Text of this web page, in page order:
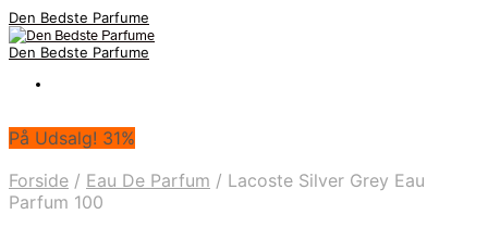
Den Bedste Parfume
Den Bedste Parfume
På Udsalg! 31%
Forside / Eau De Parfum / Lacoste Silver Grey Eau
Parfum 100